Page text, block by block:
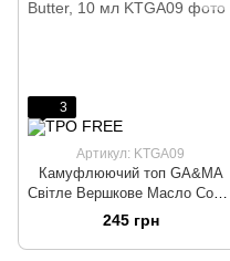
3
Артикул: KTGA09
Камуфлюючий топ GA&MA
Світле Вершкове Масло Cover
top Light Butter, 10 мл
245 грн